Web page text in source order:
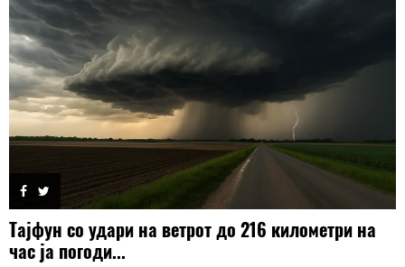
Тајфун со удари на ветрот до 216 километри на
час ја погоди...